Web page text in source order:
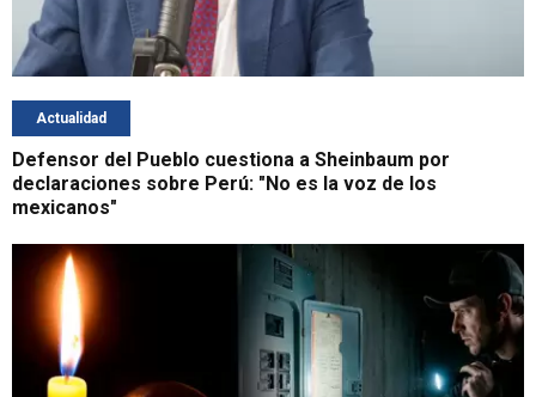
Actualidad
Defensor del Pueblo cuestiona a Sheinbaum por
declaraciones sobre Perú: "No es la voz de los
mexicanos"